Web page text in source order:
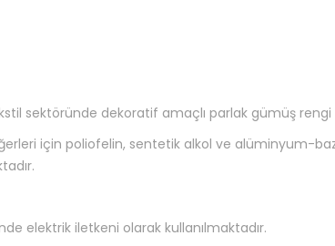
sektöründe dekoratif amaçlı parlak gümüş rengi
için poliofelin, sentetik alkol ve alüminyum-
elektrik iletkeni olarak kullanılmaktadır.